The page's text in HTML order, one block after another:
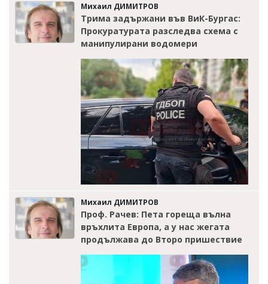
Михаил ДИМИТРОВ
Трима задържани във ВиК-Бургас:
Прокуратурата разследва схема с
манипулирани водомери
Михаил ДИМИТРОВ
Проф. Рачев: Пета гореща вълна
връхлита Европа, а у нас жегата
продължава до Второ пришествие